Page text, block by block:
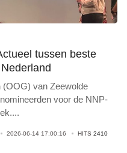
tussen beste
van Zeewolde
voor de NNP-
....
2026-06-14 17:00:16 HITS 2410